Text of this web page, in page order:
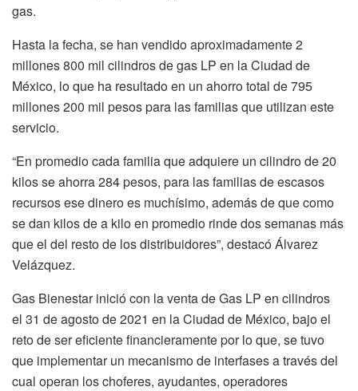
gas.
Hasta la fecha, se han vendido aproximadamente 2
millones 800 mil cilindros de gas LP en la Ciudad de
México, lo que ha resultado en un ahorro total de 795
millones 200 mil pesos para las familias que utilizan este
servicio.
“En promedio cada familia que adquiere un cilindro de 20
kilos se ahorra 284 pesos, para las familias de escasos
recursos ese dinero es muchísimo, además de que como
se dan kilos de a kilo en promedio rinde dos semanas más
que el del resto de los distribuidores”, destacó Álvarez
Velázquez.
Gas Bienestar inició con la venta de Gas LP en cilindros
el 31 de agosto de 2021 en la Ciudad de México, bajo el
reto de ser eficiente financieramente por lo que, se tuvo
que implementar un mecanismo de interfases a través del
cual operan los choferes, ayudantes, operadores